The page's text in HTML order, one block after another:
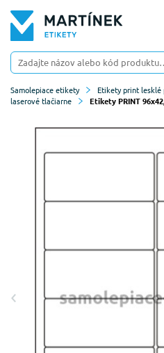
Samolepiace etikety Etikety print lesklé
laserové tlačiarne
Etikety PRINT